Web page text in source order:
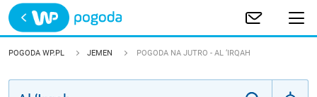
Trwa ładowanie
POLSKA
POGODA WP.PL JEMEN POGODA NA JUTRO - AL ‘IRQAH